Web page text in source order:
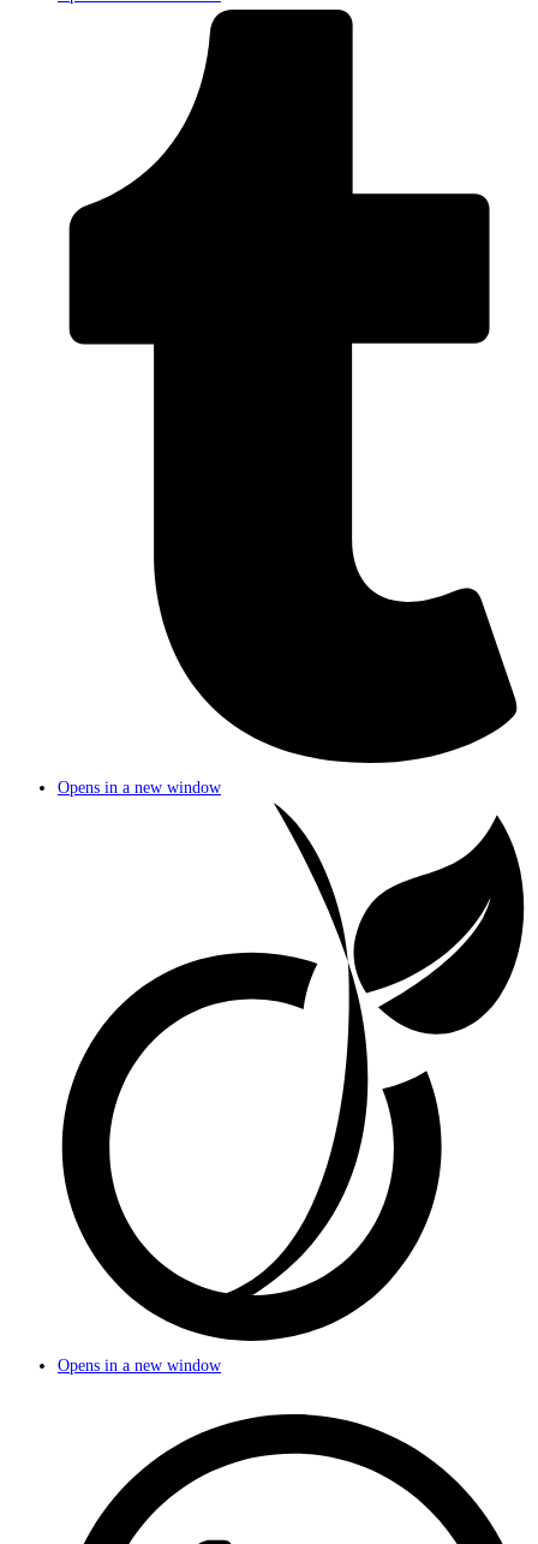
Opens in a new window
Opens in a new window